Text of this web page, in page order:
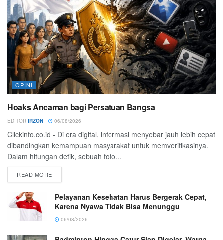
OPINI
Hoaks Ancaman bagi Persatuan Bangsa
EDITOR IRZON 06/08/2026
Clickinfo.co.id - Di era digital, informasi menyebar jauh lebih cepat
dibandingkan kemampuan masyarakat untuk memverifikasinya.
Dalam hitungan detik, sebuah foto...
READ MORE
Pelayanan Kesehatan Harus Bergerak Cepat,
Karena Nyawa Tidak Bisa Menunggu
06/08/2026